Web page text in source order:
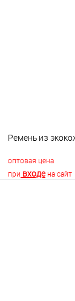
Ремень из
оптовая цена
при входена сайт